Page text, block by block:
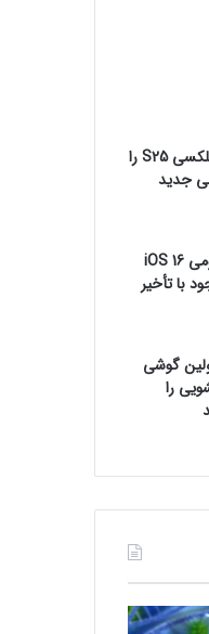
سامسونگ احتمالاً گلکسی S25 را
جدید
نسخه آزمایشی عمومی iOS 16
با تأخیر
گوشی
را